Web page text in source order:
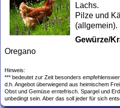
Lachs.
Pilze und
(allgemein).
Gewürze/
Oregano
Hinweis:
*** bedeutet zur Zeit besonders
d.h. Angebot überwiegend aus heimischem
Obst und Gemüse erntefrisch. Spargel und
unbedingt sein. Aber das soll jeder für sich